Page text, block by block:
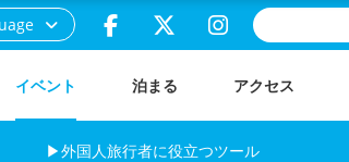
イベント 泊まる アクセス
▶外国人旅行者に役立つツール